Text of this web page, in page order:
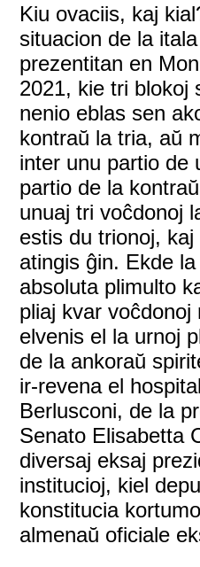
Kiu ovaciis, kaj
situacion de la
prezentitan en
2021, kie tri blokoj
nenio eblas sen
kontraŭ la tria, aŭ
inter unu partio de
partio de la
unuaj tri voĉdonoj
estis du trionoj,
atingis ĝin. Ekde
absoluta plimulto
pliaj kvar
elvenis el la urnoj
de la ankoraŭ
ir-revena el
Berlusconi, de la
Senato Elisabetta
diversaj eksaj
institucioj, kiel
konstitucia
almenaŭ oficiale